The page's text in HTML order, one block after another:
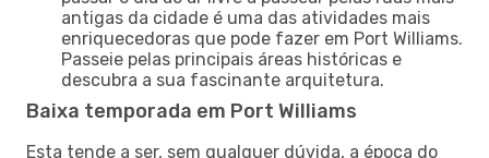
antigas da cidade é uma das atividades mais
enriquecedoras que pode fazer em Port Williams.
Passeie pelas principais áreas históricas e
descubra a sua fascinante arquitetura.
Baixa temporada em Port Williams
Esta tende a ser, sem qualquer dúvida, a época do